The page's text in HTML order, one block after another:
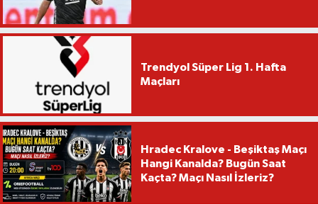
Trendyol Süper Lig 1. Hafta
Maçları
Hradec Kralove - Beşiktaş Maçı
Hangi Kanalda? Bugün Saat
Kaçta? Maçı Nasıl İzleriz?